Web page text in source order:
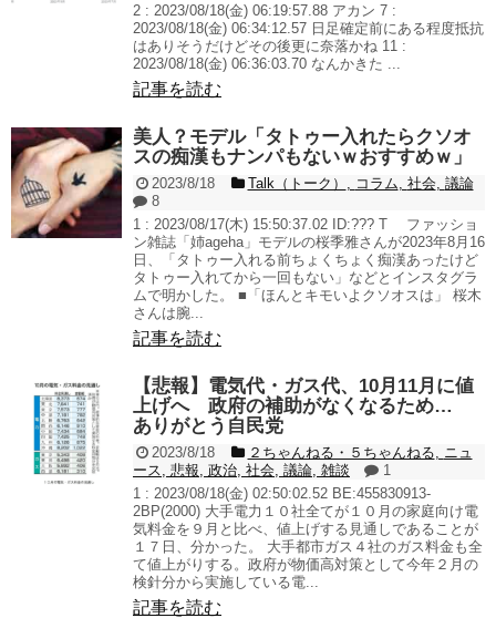
2 : 2023/08/18(金) 06:19:57.88 アカン 7 :
2023/08/18(金) 06:34:12.57 日足確定前にある程度抵抗
はありそうだけどその後更に奈落かね 11 :
2023/08/18(金) 06:36:03.70 なんかきた ...
記事を読む
美人？モデル「タトゥー入れたらクソオ
スの痴漢もナンパもないｗおすすめｗ」
2023/8/18 Talk（トーク） コラム 社会 議論
8
1 : 2023/08/17(木) 15:50:37.02 ID:??? T ファッショ
ン雑誌「姉ageha」モデルの桜季雅さんが2023年8月16
日、「タトゥー入れる前ちょくちょく痴漢あったけど
タトゥー入れてから一回もない」などとインスタグラ
ムで明かした。 ■「ほんとキモいよクソオスは」 桜木
さんは腕...
記事を読む
【悲報】電気代・ガス代、10月11月に値
上げへ 政府の補助がなくなるため…
ありがとう自民党
2023/8/18 ２ちゃんねる・５ちゃんねる
ニュ
ース
悲報 政治 社会 議論 雑談
1
1 : 2023/08/18(金) 02:50:02.52 BE:455830913-
2BP(2000) 大手電力１０社全てが１０月の家庭向け電
気料金を９月と比べ、値上げする見通しであることが
１７日、分かった。 大手都市ガス４社のガス料金も全
て値上がりする。政府が物価高対策として今年２月の
検針分から実施している電...
記事を読む